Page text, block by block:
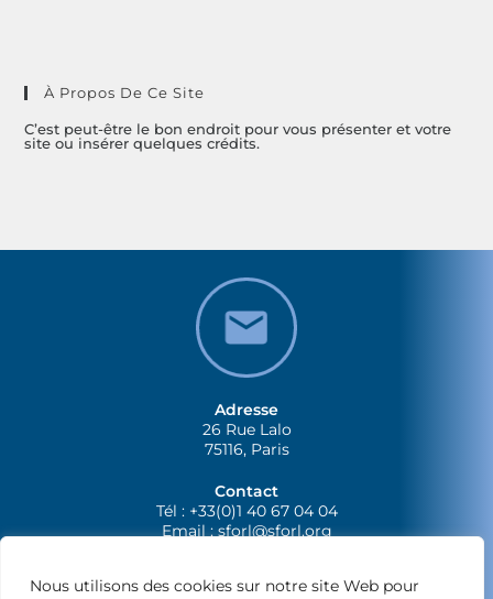
Nous utilisons des cookies sur notre site Web pour
À Propos De Ce Site
C’est peut-être le bon endroit pour vous présenter et votre
site ou insérer quelques crédits.
Adresse
26 Rue Lalo
75116, Paris
Contact
Tél : +33(0)1 40 67 04 04
Email :sforl@sforl.org